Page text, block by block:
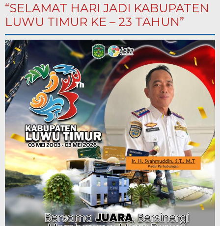
“SELAMAT HARI JADI KABUPATEN
LUWU TIMUR KE – 23 TAHUN”